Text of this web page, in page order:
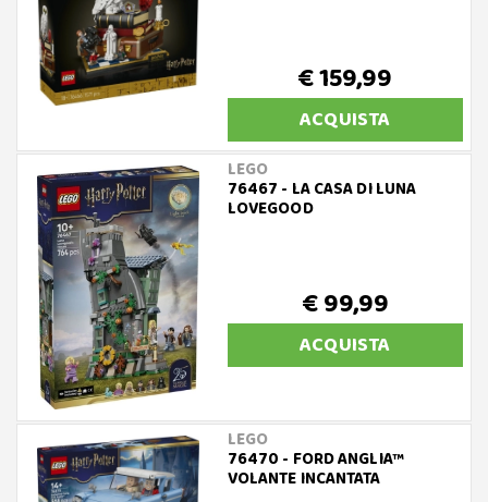
€ 159,99
ACQUISTA
LEGO
76467 - LA CASA DI LUNA
LOVEGOOD
€ 99,99
ACQUISTA
LEGO
76470 - FORD ANGLIA™
VOLANTE INCANTATA